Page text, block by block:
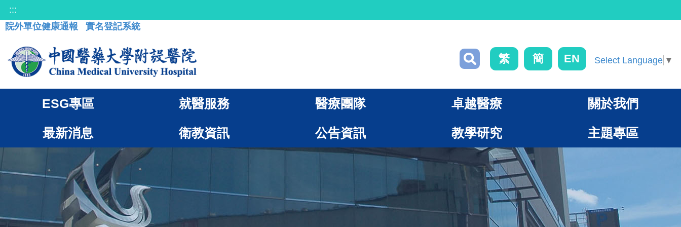
:::
院外單位健康通報
實名登記系統
繁 簡 EN Select Language ▼
ESG專區 就醫服務 醫療團隊 卓越醫療 關於我們
最新消息 衛教資訊 公告資訊 教學研究 主題專區